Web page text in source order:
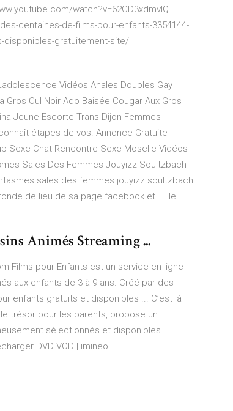
watch?v=62CD3xdmvlQ
centaines-de-films-pour-enfants-3354144-
disponibles-gratuitement-site/
Vidéos Anales Doubles Gay
Cul Noir Ado Baisée Cougar Aux Gros
Jeune Escorte Trans Dijon Femmes
étapes de vos. Annonce Gratuite
Sexe Chat Rencontre Sexe Moselle Vidéos
Sales Des Femmes Jouyizz Soultzbach
sales des femmes jouyizz soultzbach
de lieu de sa page facebook et. Fille
Animés Streaming ...
Films pour Enfants est un service en ligne
aux enfants de 3 à 9 ans. Créé par des
enfants gratuits et disponibles ... C’est là
trésor pour les parents, propose un
sélectionnés et disponibles
DVD VOD | imineo